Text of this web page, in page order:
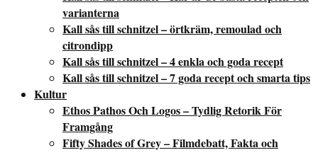
varianterna
Kall sås till schnitzel – örtkräm, remoulad och
citrondipp
Kall sås till schnitzel – 4 enkla och goda recept
Kall sås till schnitzel – 7 goda recept och smarta tips
Kultur
Ethos Pathos Och Logos – Tydlig Retorik För
Framgång
Fifty Shades of Grey – Filmdebatt, Fakta och